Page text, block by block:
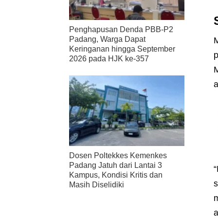
Penghapusan Denda PBB-P2
Padang, Warga Dapat
Keringanan hingga September
2026 pada HJK ke-357
Dosen Poltekkes Kemenkes
Padang Jatuh dari Lantai 3
Kampus, Kondisi Kritis dan
Masih Diselidiki